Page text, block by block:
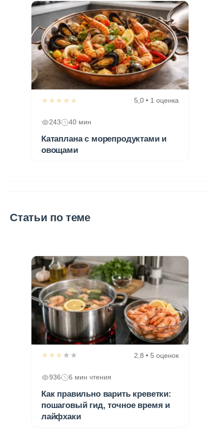
★★★★★ 5,0 • 1 оценка
243 40 мин
Катаплана с морепродуктами и
овощами
Статьи по теме
★★★★★ 2,8 • 5 оценок
936 6 мин чтения
Как правильно варить креветки:
пошаговый гид, точное время и
лайфхаки